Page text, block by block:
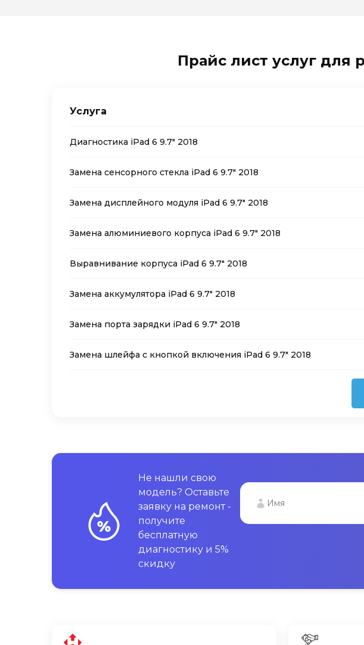
Прайс лист услуг для
Услуга
Диагностика iPad 6 9.7″ 2018
Замена сенсорного стекла iPad 6 9.7″ 2018
Замена дисплейного модуля iPad 6 9.7″ 2018
Замена алюминиевого корпуса iPad 6 9.7″ 2018
Выравнивание корпуса iPad 6 9.7″ 2018
Замена аккумулятора iPad 6 9.7″ 2018
Замена порта зарядки iPad 6 9.7″ 2018
Замена шлейфа с кнопкой включения iPad 6 9.7″ 2018
Не нашли свою
модель? Оставьте
заявку на ремонт -
получите
бесплатную
диагностику и 5%
скидку